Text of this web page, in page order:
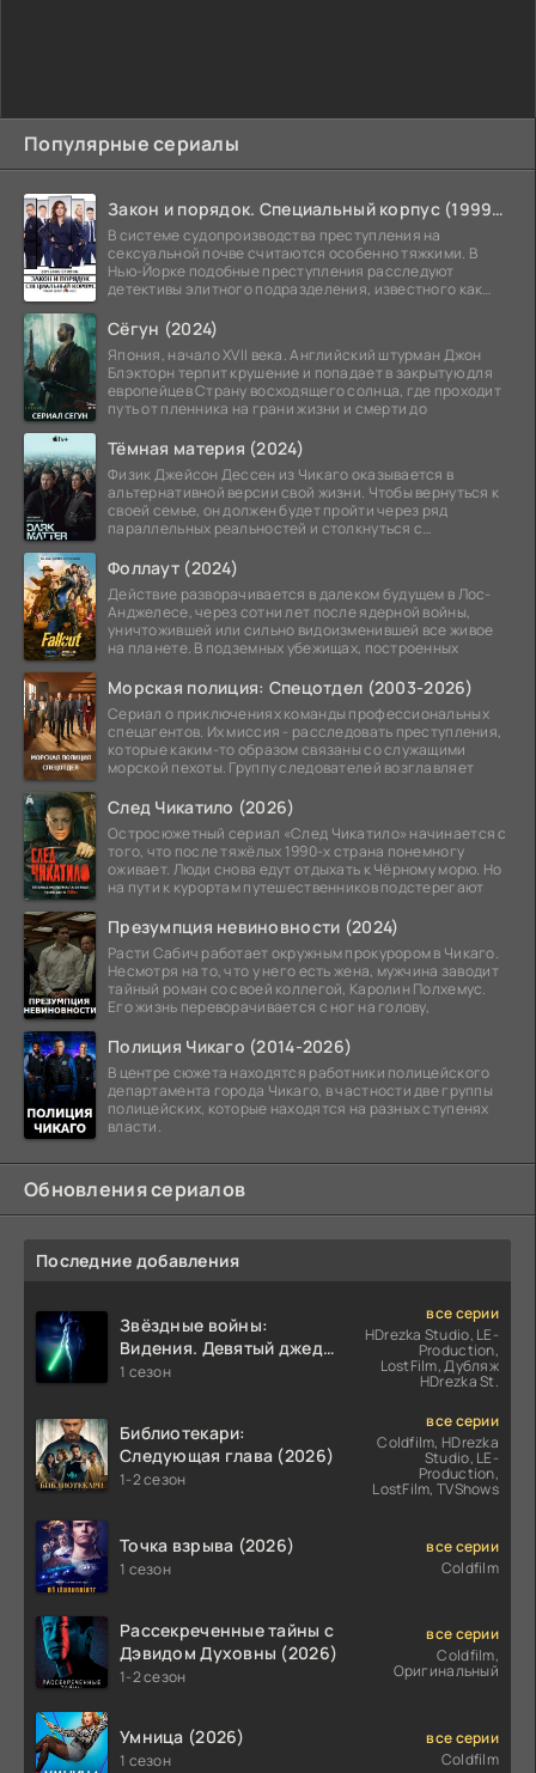
Популярные сериалы
Закон и порядок. Специальный корпус (1999-2026)
В системе судопроизводства преступления на
сексуальной почве считаются особенно тяжкими. В
Нью-Йорке подобные преступления расследуют
детективы элитного подразделения, известного как
Сёгун (2024)
Япония, начало XVII века. Английский штурман Джон
Блэкторн терпит крушение и попадает в закрытую для
европейцев Страну восходящего солнца, где проходит
путь от пленника на грани жизни и смерти до
Тёмная материя (2024)
Физик Джейсон Дессен из Чикаго оказывается в
альтернативной версии свой жизни. Чтобы вернуться к
своей семье, он должен будет пройти через ряд
параллельных реальностей и столкнуться с
Фоллаут (2024)
Действие разворачивается в далеком будущем в Лос-
Анджелесе, через сотни лет после ядерной войны,
уничтожившей или сильно видоизменившей все живое
на планете. В подземных убежищах, построенных
Морская полиция: Спецотдел (2003-2026)
Сериал о приключениях команды профессиональных
спецагентов. Их миссия - расследовать преступления,
которые каким-то образом связаны со служащими
морской пехоты. Группу следователей возглавляет
След Чикатило (2026)
Остросюжетный сериал «След Чикатило» начинается с
того, что после тяжёлых 1990-х страна понемногу
оживает. Люди снова едут отдыхать к Чёрному морю. Но
на пути к курортам путешественников подстерегают
Презумпция невиновности (2024)
Расти Сабич работает окружным прокурором в Чикаго.
Несмотря на то, что у него есть жена, мужчина заводит
тайный роман со своей коллегой, Каролин Полхемус.
Его жизнь переворачивается с ног на голову,
Полиция Чикаго (2014-2026)
В центре сюжета находятся работники полицейского
департамента города Чикаго, в частности две группы
полицейских, которые находятся на разных ступенях
власти.
Обновления сериалов
Последние добавления
Звёздные войны:
Видения. Девятый джедай
(2026)
1 сезон
все серии
HDrezka Studio, LE-
Production,
LostFilm, Дубляж
HDrezka St.
Библиотекари:
Следующая глава (2026)
1-2 сезон
все серии
Coldfilm, HDrezka
Studio, LE-
Production,
LostFilm, TVShows
Точка взрыва (2026)
1 сезон
все серии
Coldfilm
Рассекреченные тайны с
Дэвидом Духовны (2026)
1-2 сезон
все серии
Coldfilm,
Оригинальный
Умница (2026)
1 сезон
все серии
Coldfilm